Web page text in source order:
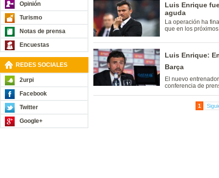
Opinión
Turismo
Notas de prensa
Encuestas
REDES SOCIALES
2urpi
Facebook
Twitter
Google+
Luis Enrique
aguda
La operación ha
que en los
Luis Enrique:
Barça
El nuevo
conferencia de
1